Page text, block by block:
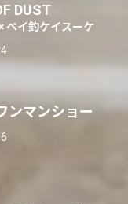
DUST
ペイ釣ケイスーケ
ンマンショー